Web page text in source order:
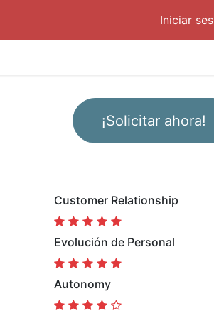
Iniciar
¡Solicitar ahora!
Customer Relationship
Evolución de Personal
Autonomy